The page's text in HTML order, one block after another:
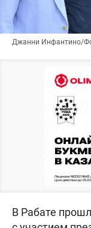
Джанни Инфантино/
В Рабате